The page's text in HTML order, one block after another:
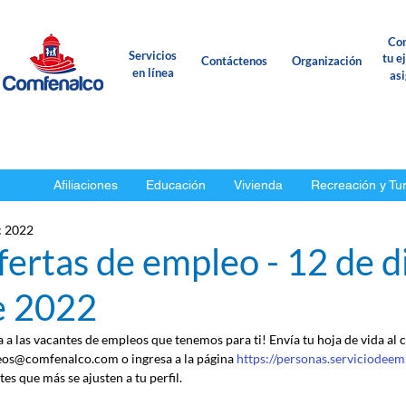
Servicios
en línea
Contáctenos Organización
tu
Afiliaciones Educación Vivienda Recreación y
de empleo - 12 de
2022
2022
a las vacantes de empleos que tenemos para ti! Envía tu hoja de vida al
o ingresa a la página https://
que más se ajusten a tu perfil.